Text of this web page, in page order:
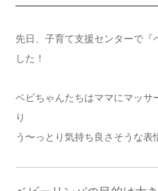
先日、子育て支援センターで『
した！
ベビちゃんたちはママにマッサ
り
う〜っとり気持ち良さそうな